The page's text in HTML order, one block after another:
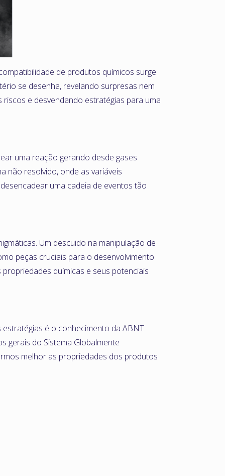
de produtos químicos surge
se desenha, revelando surpresas nem
e desvendando estratégias para uma
uma reação gerando desde gases
não resolvido, onde as variáveis
uma cadeia de eventos tão
Um descuido na manipulação de
peças cruciais para o desenvolvimento
químicas e seus potenciais
é o conhecimento da ABNT
gerais do Sistema Globalmente
melhor as propriedades dos produtos